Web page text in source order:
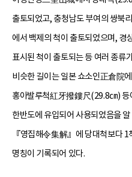
출토되었고, 충청남도 부여의 쌍북
에서 백제의 척이 출토되었으며, 경
표시된 척이 출토되는 등 여러 종류
비슷한 길이는 일본 쇼소인正倉院
홍아발루척紅牙撥鏤尺(29.8㎝) 등
한반도에 유입되어 사용되었음을
『영집해令集解』에 당대척보다
명칭이 기록되어 있다.